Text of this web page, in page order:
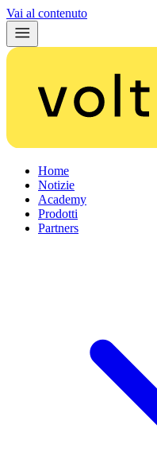
Vai al contenuto
Home
Notizie
Academy
Prodotti
Partners